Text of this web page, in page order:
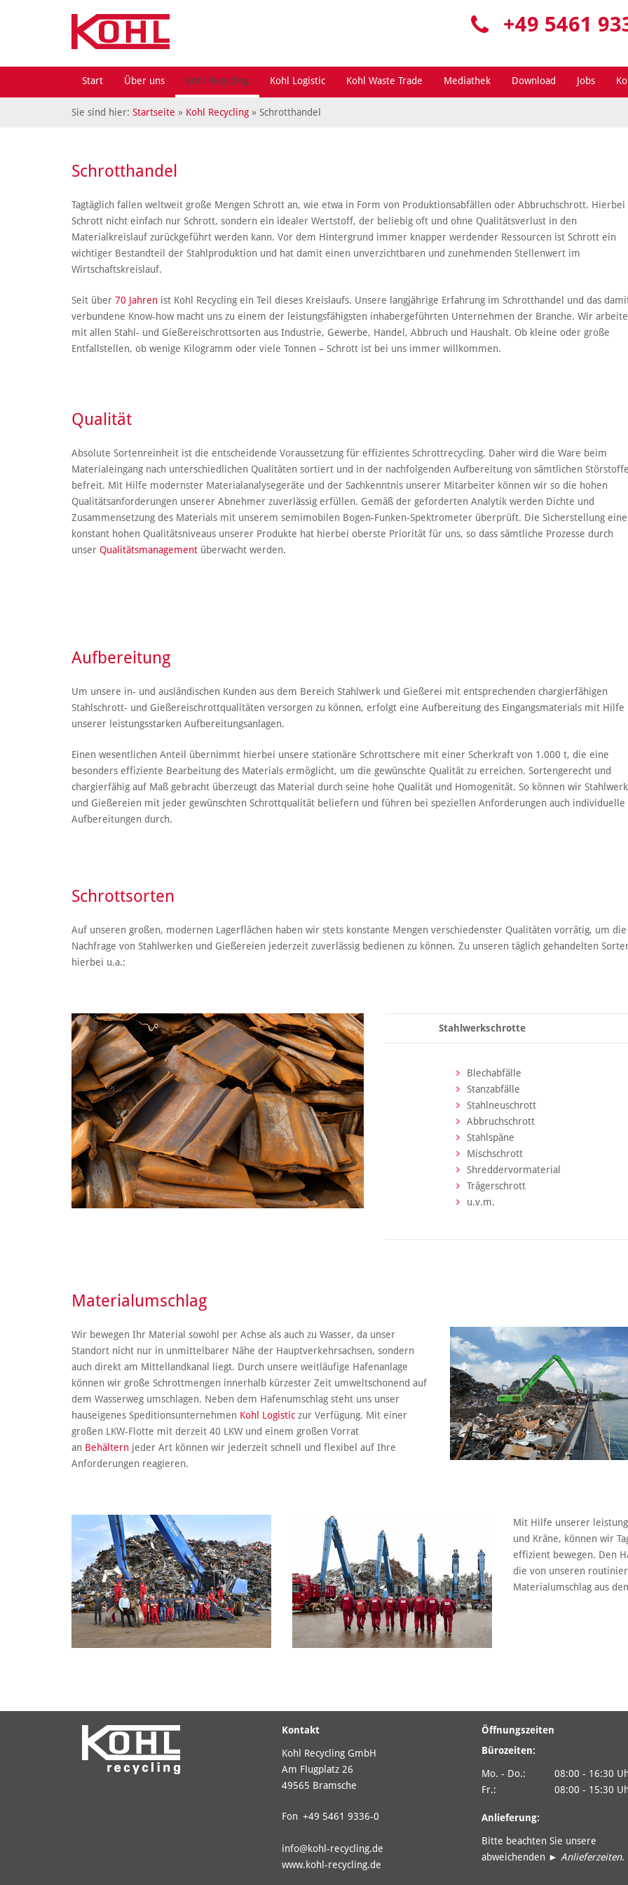
+49 5461
Start Über uns Kohl Recycling Kohl Logistic Kohl Waste Trade Mediathek Download Jobs
Sie sind hier: Startseite » Kohl Recycling » Schrotthandel
Schrotthandel
Tagtäglich fallen weltweit große Mengen Schrott an, wie etwa in Form von Produktionsabfällen oder Abbruchschrott. Hierbei
Schrott nicht einfach nur Schrott, sondern ein idealer Wertstoff, der beliebig oft und ohne Qualitätsverlust in den
Materialkreislauf zurückgeführt werden kann. Vor dem Hintergrund immer knapper werdender Ressourcen ist Schrott ein
wichtiger Bestandteil der Stahlproduktion und hat damit einen unverzichtbaren und zunehmenden Stellenwert im
Wirtschaftskreislauf.
Seit über 70 Jahren ist Kohl Recycling ein Teil dieses Kreislaufs. Unsere langjährige Erfahrung im Schrotthandel und das
verbundene Know-how macht uns zu einem der leistungsfähigsten inhabergeführten Unternehmen der Branche. Wir
mit allen Stahl- und Gießereischrottsorten aus Industrie, Gewerbe, Handel, Abbruch und Haushalt. Ob kleine oder große
Entfallstellen, ob wenige Kilogramm oder viele Tonnen – Schrott ist bei uns immer willkommen.
Qualität
Absolute Sortenreinheit ist die entscheidende Voraussetzung für effizientes Schrottrecycling. Daher wird die Ware beim
Materialeingang nach unterschiedlichen Qualitäten sortiert und in der nachfolgenden Aufbereitung von sämtlichen
befreit. Mit Hilfe modernster Materialanalysegeräte und der Sachkenntnis unserer Mitarbeiter können wir so die hohen
Qualitätsanforderungen unserer Abnehmer zuverlässig erfüllen. Gemäß der geforderten Analytik werden Dichte und
Zusammensetzung des Materials mit unserem semimobilen Bogen-Funken-Spektrometer überprüft. Die Sicherstellung
konstant hohen Qualitätsniveaus unserer Produkte hat hierbei oberste Priorität für uns, so dass sämtliche Prozesse durch
unser Qualitätsmanagement überwacht werden.
Aufbereitung
Um unsere in- und ausländischen Kunden aus dem Bereich Stahlwerk und Gießerei mit entsprechenden chargierfähigen
Stahlschrott- und Gießereischrottqualitäten versorgen zu können, erfolgt eine Aufbereitung des Eingangsmaterials mit Hilfe
unserer leistungsstarken Aufbereitungsanlagen.
Einen wesentlichen Anteil übernimmt hierbei unsere stationäre Schrottschere mit einer Scherkraft von 1.000 t, die eine
besonders effiziente Bearbeitung des Materials ermöglicht, um die gewünschte Qualität zu erreichen. Sortengerecht und
chargierfähig auf Maß gebracht überzeugt das Material durch seine hohe Qualität und Homogenität. So können wir
und Gießereien mit jeder gewünschten Schrottqualität beliefern und führen bei speziellen Anforderungen auch individuelle
Aufbereitungen durch.
Schrottsorten
Auf unseren großen, modernen Lagerflächen haben wir stets konstante Mengen verschiedenster Qualitäten vorrätig, um die
Nachfrage von Stahlwerken und Gießereien jederzeit zuverlässig bedienen zu können. Zu unseren täglich gehandelten
hierbei u.a.:
Stahlwerkschrotte
Blechabfälle
Stanzabfälle
Stahlneuschrott
Abbruchschrott
Stahlspäne
Mischschrott
Shreddervormaterial
Trägerschrott
u.v.m.
Materialumschlag
Wir bewegen Ihr Material sowohl per Achse als auch zu Wasser, da unser
Standort nicht nur in unmittelbarer Nähe der Hauptverkehrsachsen, sondern
auch direkt am Mittellandkanal liegt. Durch unsere weitläufige Hafenanlage
können wir große Schrottmengen innerhalb kürzester Zeit umweltschonend auf
dem Wasserweg umschlagen. Neben dem Hafenumschlag steht uns unser
hauseigenes Speditionsunternehmen Kohl Logistic zur Verfügung. Mit einer
großen LKW-Flotte mit derzeit 40 LKW und einem großen Vorrat
an Behältern jeder Art können wir jederzeit schnell und flexibel auf Ihre
Anforderungen reagieren.
Mit Hilfe unserer
und Kräne, können wir
effizient bewegen. Den
die von unseren
Materialumschlag aus
Kontakt
Kohl Recycling GmbH
Am Flugplatz 26
49565 Bramsche
Fon +49 5461 9336-0
info@kohl-recycling.de
www.kohl-recycling.de
Öffnungszeiten
Bürozeiten:
Mo. - Do.:
08:00 - 16:30
Fr.:
08:00 - 15:30
Anlieferung:
Bitte beachten Sie unsere
abweichenden ► Anlieferzeiten.